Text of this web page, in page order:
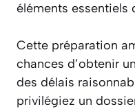
éléments essentiels
Cette préparation
chances d’obtenir
des délais
privilégiez un